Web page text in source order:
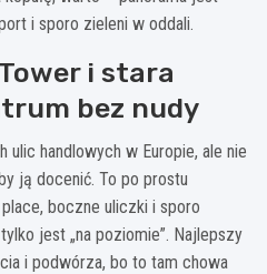
i sporo zieleni w oddali.
i stara
bez nudy
ulic handlowych w Europie, ale nie
ją docenić. To po prostu
boczne uliczki i sporo
jest „na poziomie”. Najlepszy
i podwórza, bo to tam chowa